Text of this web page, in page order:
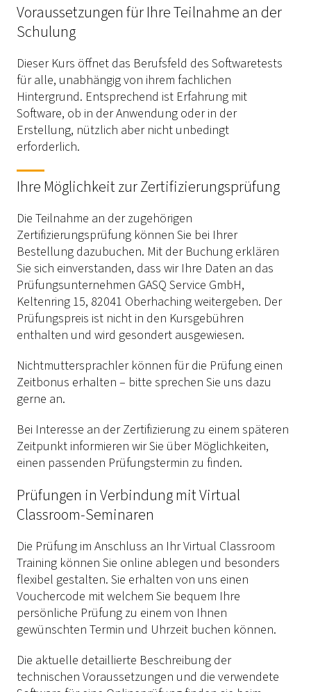
Voraussetzungen für Ihre Teilnahme an der
Schulung
Dieser Kurs öffnet das Berufsfeld des Softwaretests
für alle, unabhängig von ihrem fachlichen
Hintergrund. Entsprechend ist Erfahrung mit
Software, ob in der Anwendung oder in der
Erstellung, nützlich aber nicht unbedingt
erforderlich.
Ihre Möglichkeit zur Zertifizierungsprüfung
Die Teilnahme an der zugehörigen
Zertifizierungsprüfung können Sie bei Ihrer
Bestellung dazubuchen. Mit der Buchung erklären
Sie sich einverstanden, dass wir Ihre Daten an das
Prüfungsunternehmen GASQ Service GmbH,
Keltenring 15, 82041 Oberhaching weitergeben. Der
Prüfungspreis ist nicht in den Kursgebühren
enthalten und wird gesondert ausgewiesen.
Nichtmuttersprachler können für die Prüfung einen
Zeitbonus erhalten – bitte sprechen Sie uns dazu
gerne an.
Bei Interesse an der Zertifizierung zu einem späteren
Zeitpunkt informieren wir Sie über Möglichkeiten,
einen passenden Prüfungstermin zu finden.
Prüfungen in Verbindung mit Virtual
Classroom-Seminaren
Die Prüfung im Anschluss an Ihr Virtual Classroom
Training können Sie online ablegen und besonders
flexibel gestalten. Sie erhalten von uns einen
Vouchercode mit welchem Sie bequem Ihre
persönliche Prüfung zu einem von Ihnen
gewünschten Termin und Uhrzeit buchen können.
Die aktuelle detaillierte Beschreibung der
technischen Voraussetzungen und die verwendete